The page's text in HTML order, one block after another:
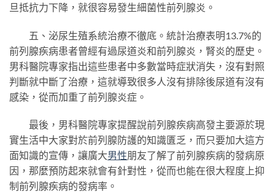
旦抵抗力下降，就很容易發生細菌性前列腺炎。
五、泌尿生殖系統治療不徹底。統計治療表明13.7%的
前列腺疾病患者曾經有過尿道炎和前列腺炎，腎炎的歷史。
男科醫院專家指出這些患者中多數當時症狀消失，沒有對照
判斷就中斷了治療，這就導致很多人沒有排除後尿道有沒有
感染，從而加重了前列腺炎症。
最後，男科醫院專家提醒說前列腺疾病高發主要源於現
實生活中大家對於前列腺防護的知識匱乏，而只要加大這方
面知識的宣傳，讓廣大男性朋友了解了前列腺疾病的發病原
因，那麼預防起來就會有針對性，從而也能在很大程度上抑
制前列腺疾病的發病率。